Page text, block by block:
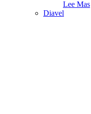
Lee Mas
Diavel